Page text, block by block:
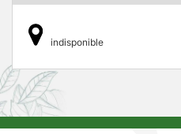
indisponible